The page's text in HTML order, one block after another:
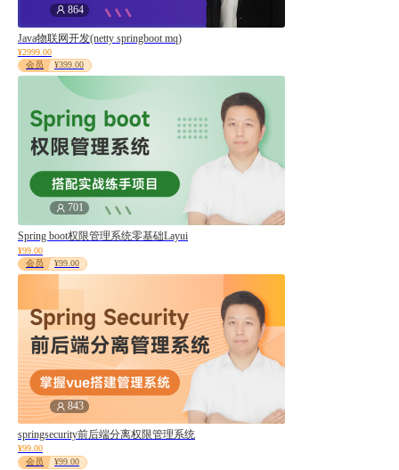
864
Java物联网开发(netty springboot mq)
¥2999.00
会员
¥399.00
701
Spring boot权限管理系统零基础Layui
¥99.00
会员
¥99.00
843
springsecurity前后端分离权限管理系统
¥99.00
会员
¥99.00